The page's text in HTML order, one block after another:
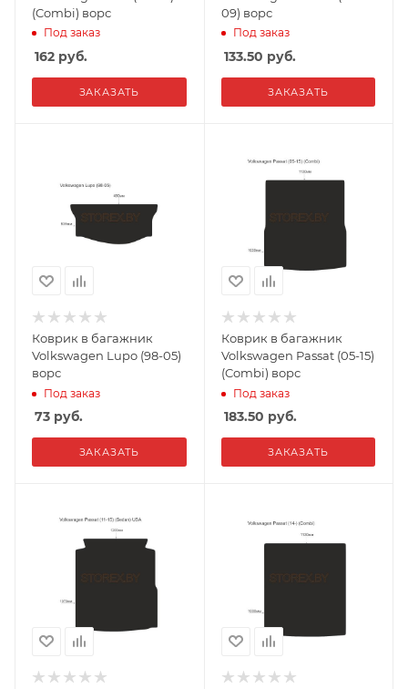
(Combi) ворс
Под заказ
162 руб.
ЗАКАЗАТЬ
09) ворс
Под заказ
133.50 руб.
ЗАКАЗАТЬ
Коврик в багажник
Volkswagen Lupo (98-05)
ворс
Под заказ
73 руб.
ЗАКАЗАТЬ
Коврик в багажник
Volkswagen Passat (05-15)
(Combi) ворс
Под заказ
183.50 руб.
ЗАКАЗАТЬ